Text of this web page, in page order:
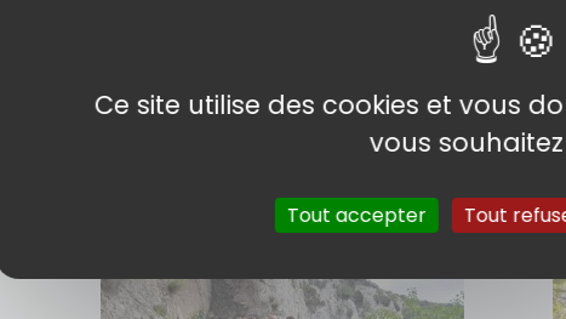
Ce site utilise des cookies et vous
vous
Tout accepter Tout